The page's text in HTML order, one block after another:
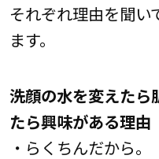
それぞれ理由を聞い
ます。
洗顔の水を変えたら
たら興味がある理由
・らくちんだから。